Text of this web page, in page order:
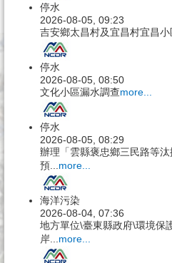
停水
2026-08-05, 09:23
吉安鄉太昌村及宜昌村宜昌
停水
2026-08-05, 08:50
文化小區漏水調查more...
停水
2026-08-05, 08:29
辦理「雲縣褒忠鄉三民路等汰
預... more...
海洋污染
2026-08-04, 07:36
地方單位\臺東縣政府\環境保
岸... more...